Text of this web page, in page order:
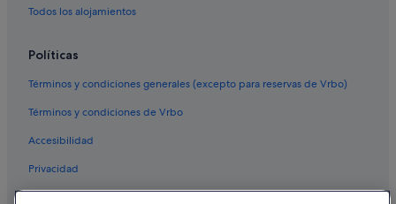
Hoteles de 5 estrellas en Costa Adeje
Hoteles de 3 estrellas en Costa Adeje
Todos los alojamientos
Políticas
Términos y condiciones generales (excepto para reservas de Vrbo)
Términos y condiciones de Vrbo
Accesibilidad
Privacidad